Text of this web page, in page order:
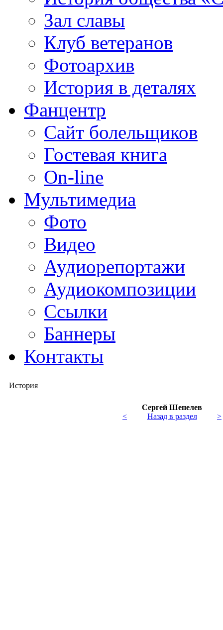
Зал славы
Клуб ветеранов
Фотоархив
История в деталях
Фанцентр
Сайт болельщиков
Гостевая книга
On-line
Мультимедиа
Фото
Видео
Аудиорепортажи
Аудиокомпозиции
Ссылки
Баннеры
Контакты
История
Сергей Шепелев
<
Назад в раздел >